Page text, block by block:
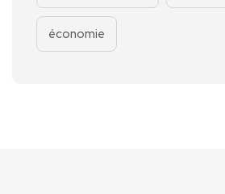
économie